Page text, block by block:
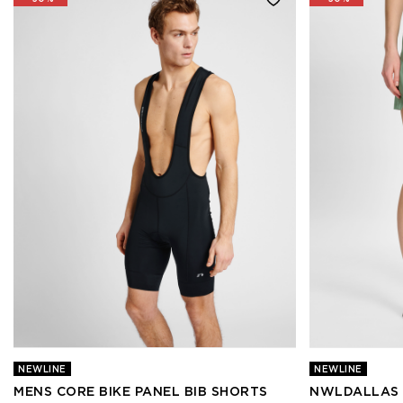
NEWLINE
MENS CORE BIKE PANEL BIB SHORTS
NEWLINE
NWLDALLAS